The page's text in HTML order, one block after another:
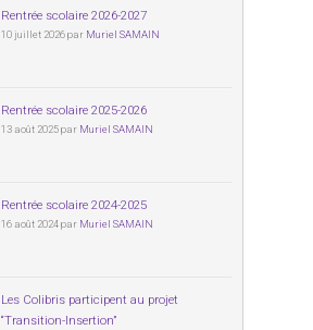
Rentrée scolaire 2026-2027
10 juillet 2026 par Muriel SAMAIN
Rentrée scolaire 2025-2026
13 août 2025 par Muriel SAMAIN
Rentrée scolaire 2024-2025
16 août 2024 par Muriel SAMAIN
Les Colibris participent au projet
“Transition-Insertion”